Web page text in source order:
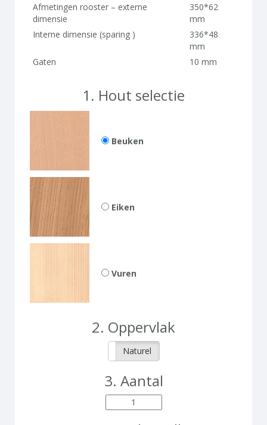
Afmetingen rooster – externe
dimensie
350*62
mm
Interne dimensie (sparing )
336*48
mm
Gaten
10 mm
1. Hout selectie
Beuken
Eiken
Vuren
2. Oppervlak
Naturel
3. Aantal